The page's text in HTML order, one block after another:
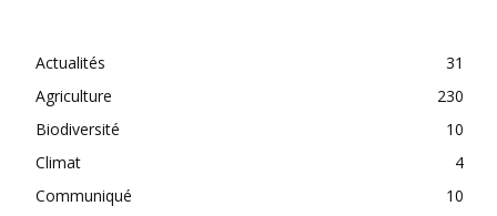
Actualités
31
Agriculture
230
Biodiversité
10
Climat
4
Communiqué
10